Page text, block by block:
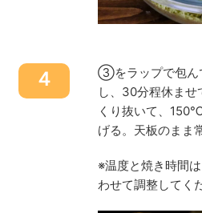
４
③をラップで包ん
し、30分程休ま
くり抜いて、
げる。天板のまま
※温度と焼き時間
わせて調整してく